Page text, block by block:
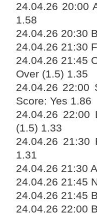
24.04.26 20:00
1.58
24.04.26 20:30
24.04.26 21:30
24.04.26 21:45
Over (1.5) 1.35
24.04.26 22:00
Score: Yes 1.86
24.04.26 22:00
(1.5) 1.33
24.04.26
1.31
24.04.26 21:30
24.04.26 21:45
24.04.26 21:45
24.04.26 22:00